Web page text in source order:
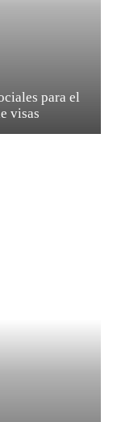
para el
visas